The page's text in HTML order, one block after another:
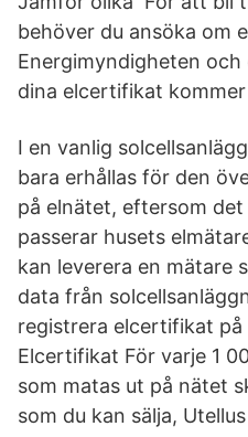
behöver du ansöka om
Energimyndigheten
dina elcertifikat
I en vanlig
bara erhållas för den
på elnätet, eftersom
passerar husets
kan leverera en mätare
data från
registrera elcertifikat
Elcertifikat För varje 1
som matas ut på nätet
som du kan sälja,